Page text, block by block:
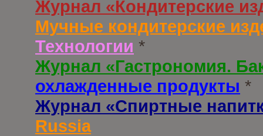
Журнал «Кондитерские
Мучные кондитерские
Технологии *
Журнал «Гастрономия.
охлажденные продукты *
Журнал «Спиртные
Russia